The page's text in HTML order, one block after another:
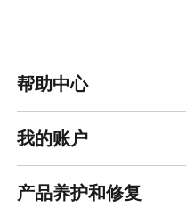
帮助中心
我的账户
产品养护和修复